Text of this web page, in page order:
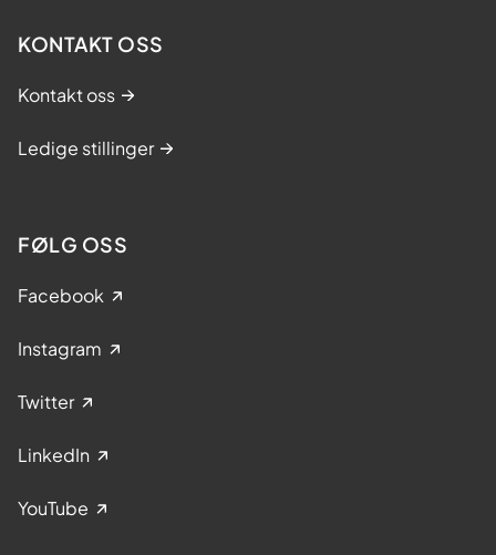
KONTAKT OSS
Kontakt oss
Ledige stillinger
FØLG OSS
Facebook
Instagram
Twitter
LinkedIn
YouTube